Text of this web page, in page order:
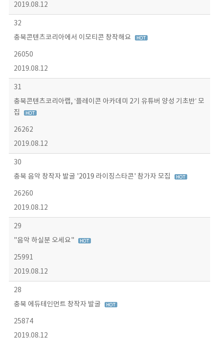
2019.08.12
32
충북콘텐츠코리아에서 이모티콘 창작해요
26050
2019.08.12
31
충북콘텐츠코리아랩, ‘플레이콘 아카데미 2기 유튜버 양성 기초반’ 모
집
26262
2019.08.12
30
충북 음악 창작자 발굴 '2019 라이징스타콘' 참가자 모집
26260
2019.08.12
29
"음악 하실분 오세요"
25991
2019.08.12
28
충북 에듀테인먼트 창작자 발굴
25874
2019.08.12